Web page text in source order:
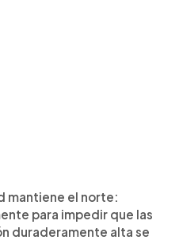
mantiene el norte:
para impedir que las
duraderamente alta se